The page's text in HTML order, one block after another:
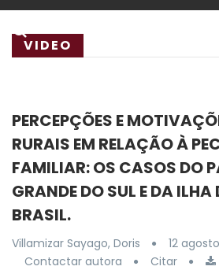
VIDEO
PERCEPÇÕES E
RURAIS EM RELAÇÃO À
FAMILIAR: OS CASOS DO
GRANDE DO SUL E DA
BRASIL.
Villamizar Sayago, Doris
12
Contactar autora
Citar